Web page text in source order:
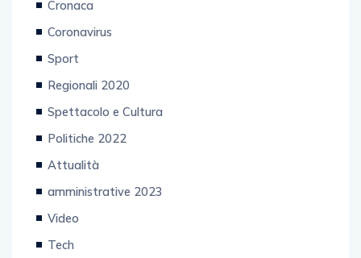
Cronaca
Coronavirus
Sport
Regionali 2020
Spettacolo e Cultura
Politiche 2022
Attualità
amministrative 2023
Video
Tech